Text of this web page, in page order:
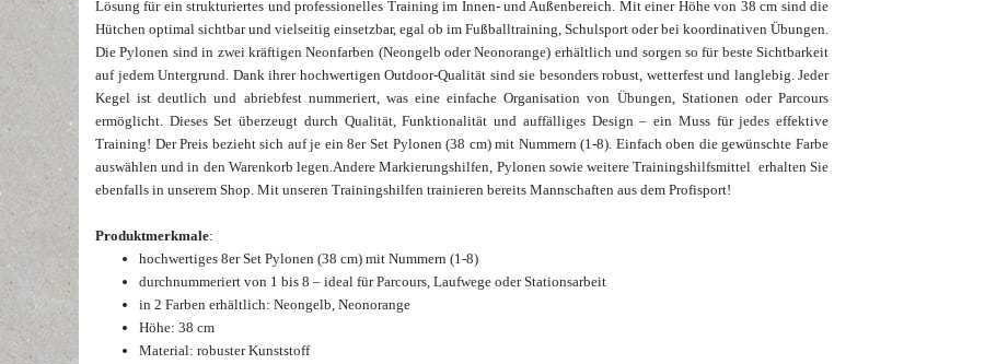
Lösung für ein strukturiertes und professionelles Training im Innen- und Außenbereich. Mit einer Höhe von 38 cm sind die
Hütchen optimal sichtbar und vielseitig einsetzbar, egal ob im Fußballtraining, Schulsport oder bei koordinativen Übungen.
Die Pylonen sind in zwei kräftigen Neonfarben (Neongelb oder Neonorange) erhältlich und sorgen so für beste Sichtbarkeit
auf jedem Untergrund. Dank ihrer hochwertigen Outdoor-Qualität sind sie besonders robust, wetterfest und langlebig. Jeder
Kegel ist deutlich und abriebfest nummeriert, was eine einfache Organisation von Übungen, Stationen oder Parcours
ermöglicht. Dieses Set überzeugt durch Qualität, Funktionalität und auffälliges Design – ein Muss für jedes effektive
Training! Der Preis bezieht sich auf je ein 8er Set Pylonen (38 cm) mit Nummern (1-8). Einfach oben die gewünschte Farbe
auswählen und in den Warenkorb legen.Andere Markierungshilfen, Pylonen sowie weitere Trainingshilfsmittel erhalten Sie
ebenfalls in unserem Shop. Mit unseren Trainingshilfen trainieren bereits Mannschaften aus dem Profisport!
Produktmerkmale:
hochwertiges 8er Set Pylonen (38 cm) mit Nummern (1-8)
durchnummeriert von 1 bis 8 – ideal für Parcours, Laufwege oder Stationsarbeit
in 2 Farben erhältlich: Neongelb, Neonorange
Höhe: 38 cm
Material: robuster Kunststoff